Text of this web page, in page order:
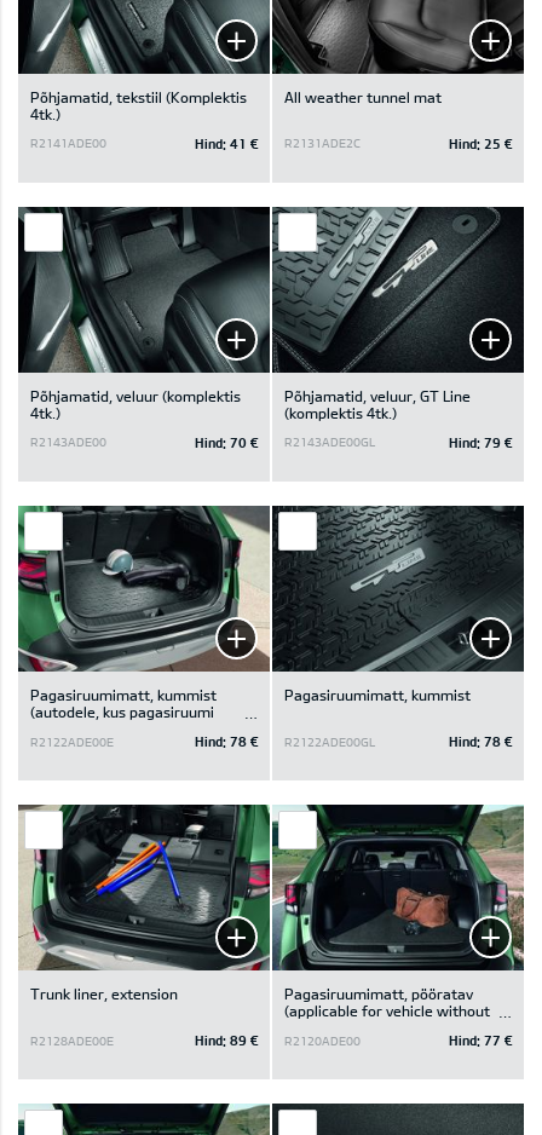
Põhjamatid, tekstiil (Komplektis
4tk.)
R2141ADE00 Hind: 41 €
All weather tunnel mat
R2131ADE2C Hind: 25 €
Põhjamatid, veluur (komplektis
4tk.)
R2143ADE00 Hind: 70 €
Põhjamatid, veluur, GT Line
(komplektis 4tk.)
R2143ADE00GL Hind: 79 €
Pagasiruumimatt, kummist
(autodele, kus pagasiruumi
R2122ADE00E Hind: 78 €
Pagasiruumimatt, kummist
R2122ADE00GL Hind: 78 €
Trunk liner, extension
R2128ADE00E Hind: 89 €
Pagasiruumimatt, pööratav
(applicable for vehicle without
R2120ADE00 Hind: 77 €